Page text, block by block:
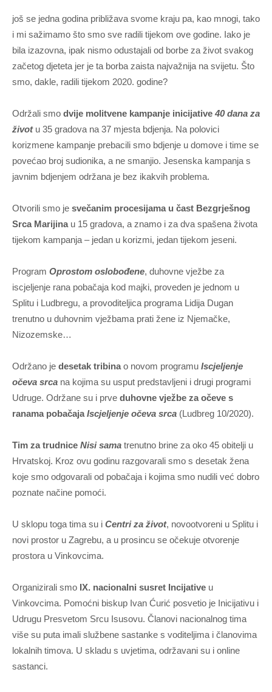
još se jedna godina približava svome kraju pa, kao mnogi, tako
i mi sažimamo što smo sve radili tijekom ove godine. Iako je
bila izazovna, ipak nismo odustajali od borbe za život svakog
začetog djeteta jer je ta borba zaista najvažnija na svijetu. Što
smo, dakle, radili tijekom 2020. godine?
Održali smo dvije molitvene kampanje inicijative 40 dana za
životu 35 gradova na 37 mjesta bdjenja. Na polovici
korizmene kampanje prebacili smo bdjenje u domove i time se
povećao broj sudionika, a ne smanjio. Jesenska kampanja s
javnim bdjenjem održana je bez ikakvih problema.
Otvorili smo je svečanim procesijama u čast Bezgrješnog
Srca Marijinau 15 gradova, a znamo i za dva spašena života
tijekom kampanja – jedan u korizmi, jedan tijekom jeseni.
Program Oprostom oslobođene, duhovne vježbe za
iscjeljenje rana pobačaja kod majki, proveden je jednom u
Splitu i Ludbregu, a provoditeljica programa Lidija Dugan
trenutno u duhovnim vježbama prati žene iz Njemačke,
Nizozemske…
Održano je desetak tribinao novom programu Iscjeljenje
očeva srca na kojima su usput predstavljeni i drugi programi
Udruge. Održane su i prve duhovne vježbe za očeve s
ranama pobačajaIscjeljenje očeva srca (Ludbreg 10/2020).
Tim za trudnice Nisi sama trenutno brine za oko 45 obitelji u
Hrvatskoj. Kroz ovu godinu razgovarali smo s desetak žena
koje smo odgovarali od pobačaja i kojima smo nudili već dobro
poznate načine pomoći.
U sklopu toga tima su i Centri za život, novootvoreni u Splitu i
novi prostor u Zagrebu, a u prosincu se očekuje otvorenje
prostora u Vinkovcima.
Organizirali smo IX. nacionalni susret Incijative u
Vinkovcima. Pomoćni biskup Ivan Ćurić posvetio je Inicijativu i
Udrugu Presvetom Srcu Isusovu. Članovi nacionalnog tima
više su puta imali službene sastanke s voditeljima i članovima
lokalnih timova. U skladu s uvjetima, održavani su i online
sastanci.